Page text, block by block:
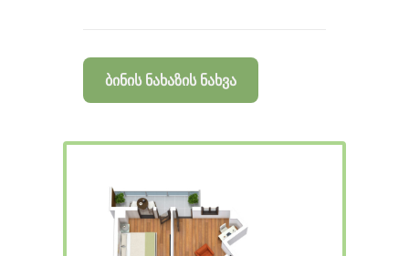
ბინის ნახაზის ნახვა